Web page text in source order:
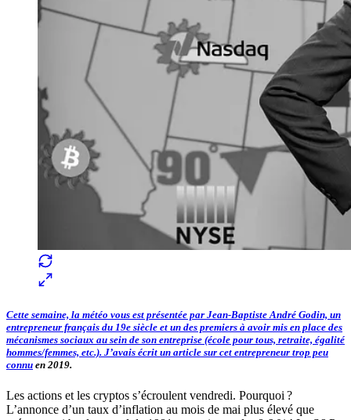
Cette semaine, la météo vous est présentée par Jean-Baptiste André Godin, un
entrepreneur français du 19e siècle et un des premiers à avoir mis en place des
mécanismes sociaux au sein de son entreprise (école pour tous, retraite, égalité
hommes/femmes, etc.). J’avais écrit un article sur cet entrepreneur trop peu
connu en 2019.
Les actions et les cryptos s’écroulent vendredi. Pourquoi ?
L’annonce d’un taux d’inflation au mois de mai plus élevé que